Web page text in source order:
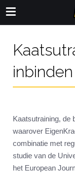
inbinden
Kaatsutraining, de
waarover
combinatie met
studie van de
het European